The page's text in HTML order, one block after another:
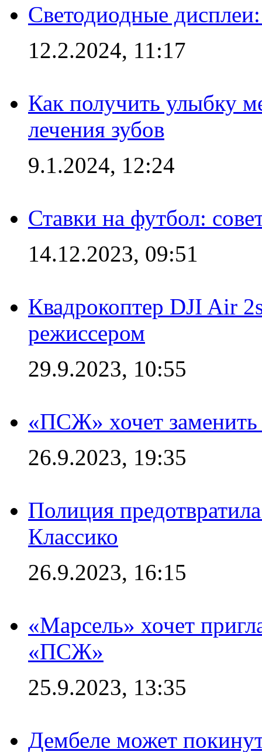
Светодиодные
12.2.2024, 11:17
Как получить улыбку
лечения зубов
9.1.2024, 12:24
Ставки на футбол:
14.12.2023, 09:51
Квадрокоптер DJI Air
режиссером
29.9.2023, 10:55
«ПСЖ» хочет
26.9.2023, 19:35
Полиция
Классико
26.9.2023, 16:15
«Марсель» хочет
«ПСЖ»
25.9.2023, 13:35
Дембеле может